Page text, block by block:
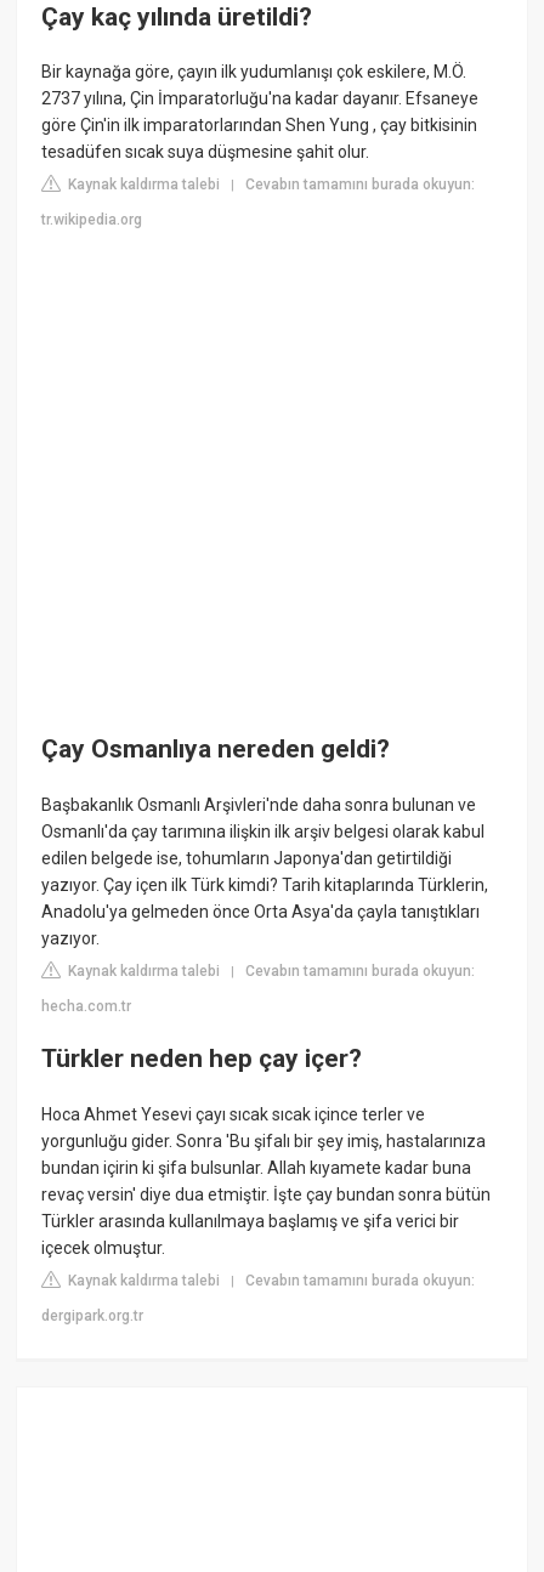
Çay kaç yılında üretildi?
Bir kaynağa göre, çayın ilk yudumlanışı çok eskilere, M.Ö.
2737 yılına, Çin İmparatorluğu'na kadar dayanır. Efsaneye
göre Çin'in ilk imparatorlarından Shen Yung , çay bitkisinin
tesadüfen sıcak suya düşmesine şahit olur.
Kaynak kaldırma talebi |Cevabın tamamını burada okuyun:
tr.wikipedia.org
Çay Osmanlıya nereden geldi?
Başbakanlık Osmanlı Arşivleri'nde daha sonra bulunan ve
Osmanlı'da çay tarımına ilişkin ilk arşiv belgesi olarak kabul
edilen belgede ise, tohumların Japonya'dan getirtildiği
yazıyor. Çay içen ilk Türk kimdi? Tarih kitaplarında Türklerin,
Anadolu'ya gelmeden önce Orta Asya'da çayla tanıştıkları
yazıyor.
Kaynak kaldırma talebi |Cevabın tamamını burada okuyun:
hecha.com.tr
Türkler neden hep çay içer?
Hoca Ahmet Yesevi çayı sıcak sıcak içince terler ve
yorgunluğu gider. Sonra 'Bu şifalı bir şey imiş, hastalarınıza
bundan içirin ki şifa bulsunlar. Allah kıyamete kadar buna
revaç versin' diye dua etmiştir. İşte çay bundan sonra bütün
Türkler arasında kullanılmaya başlamış ve şifa verici bir
içecek olmuştur.
Kaynak kaldırma talebi |Cevabın tamamını burada okuyun:
dergipark.org.tr